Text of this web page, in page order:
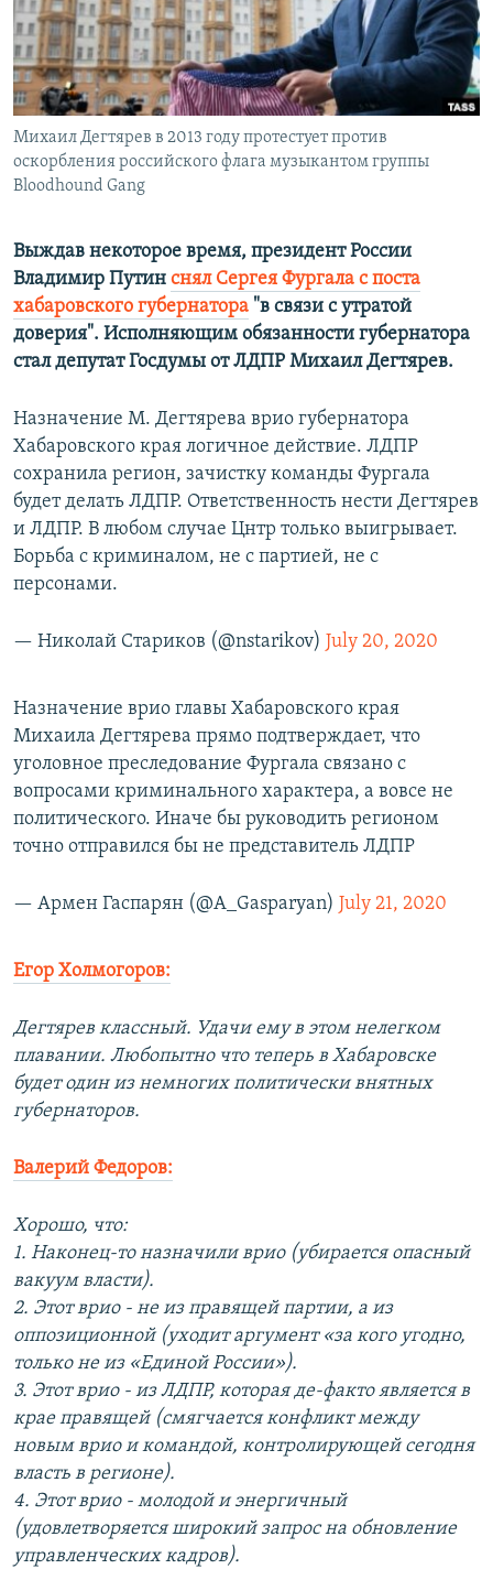
ПОБЕДИТЕЛЕЙ НЕ СУДЯТ?
КРЫМ.НЕПОКОРЕННЫЙ
ELIFBE
УКРАИНСКАЯ ПРОБЛЕМА КРЫМА
ПРИСОЕДИНЯЙТЕСЬ!
Все сайты RFE/RL
Михаил Дегтярев в 2013 году протестует против
оскорбления российского флага музыкантом группы
Bloodhound Gang
Выждав некоторое время, президент России
Владимир Путин снял Сергея Фургала с поста
хабаровского губернатора "в связи с утратой
доверия". Исполняющим обязанности губернатора
стал депутат Госдумы от ЛДПР Михаил Дегтярев.
Назначение М. Дегтярева врио губернатора
Хабаровского края логичное действие. ЛДПР
сохранила регион, зачистку команды Фургала
будет делать ЛДПР. Ответственность нести Дегтярев
и ЛДПР. В любом случае Цнтр только выигрывает.
Борьба с криминалом, не с партией, не с
персонами.
— Николай Стариков (@nstarikov) July 20, 2020
Назначение врио главы Хабаровского края
Михаила Дегтярева прямо подтверждает, что
уголовное преследование Фургала связано с
вопросами криминального характера, а вовсе не
политического. Иначе бы руководить регионом
точно отправился бы не представитель ЛДПР
— Армен Гаспарян (@A_Gasparyan) July 21, 2020
Егор Холмогоров:
Дегтярев классный. Удачи ему в этом нелегком
плавании. Любопытно что теперь в Хабаровске
будет один из немногих политически внятных
губернаторов.
Валерий Федоров:
Хорошо, что:
1. Наконец-то назначили врио (убирается опасный
вакуум власти).
2. Этот врио - не из правящей партии, а из
оппозиционной (уходит аргумент «за кого угодно,
только не из «Единой России»).
3. Этот врио - из ЛДПР, которая де-факто является в
крае правящей (смягчается конфликт между
новым врио и командой, контролирующей сегодня
власть в регионе).
4. Этот врио - молодой и энергичный
(удовлетворяется широкий запрос на обновление
управленческих кадров).